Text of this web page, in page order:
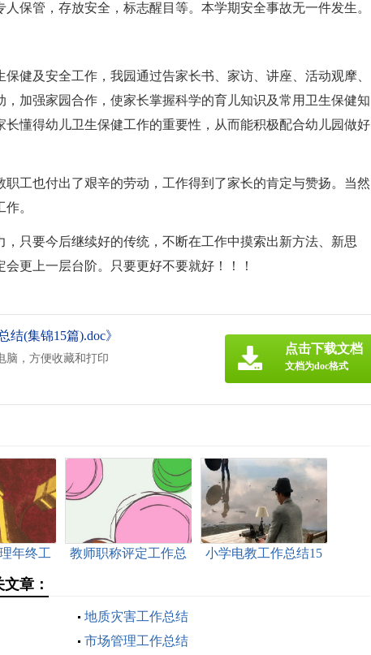
保管，存放安全，标志醒目等。本学期安全事故无一件发生。
健及安全工作，我园通过告家长书、家访、讲座、活动观摩、
加强家园合作，使家长掌握科学的育儿知识及常用卫生保健知
懂得幼儿卫生保健工作的重要性，从而能积极配合幼儿园做好
职工也付出了艰辛的劳动，工作得到了家长的肯定与赞扬。当然
。
只要今后继续好的传统，不断在工作中摸索出新方法、新思
更上一层台阶。只要更好不要就好！！！
结(集锦15篇).doc》
脑，方便收藏和打印
点击下载文档
文档为doc格式
年终工
教师职称评定工作总
小学电教工作总结15
章：
地质灾害工作总结
市场管理工作总结